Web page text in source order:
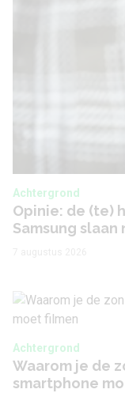
Achtergrond
Opinie: de (te)
Samsung slaan
Achtergrond
Waarom je de
smartphone